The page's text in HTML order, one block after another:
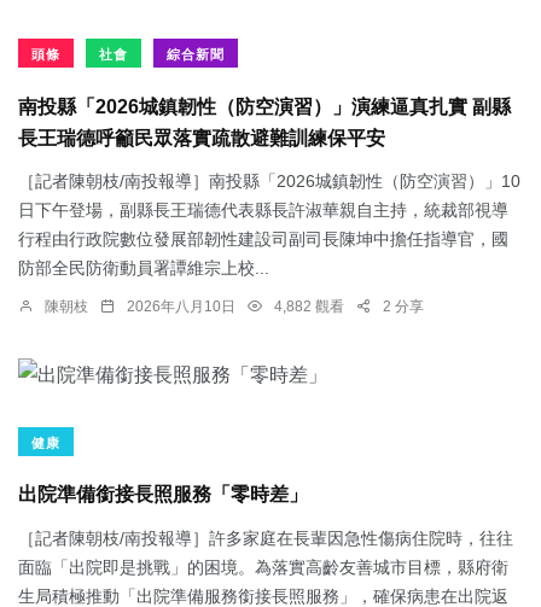
頭條 社會 綜合新聞
南投縣「2026城鎮韌性（防空演習）」演練逼真扎實 副縣
長王瑞德呼籲民眾落實疏散避難訓練保平安
［記者陳朝枝/南投報導］南投縣「2026城鎮韌性（防空演習）」10
日下午登場，副縣長王瑞德代表縣長許淑華親自主持，統裁部視導
行程由行政院數位發展部韌性建設司副司長陳坤中擔任指導官，國
防部全民防衛動員署譚維宗上校...
陳朝枝 2026年八月10日 4,882 觀看 2 分享
健康
出院準備銜接長照服務「零時差」
［記者陳朝枝/南投報導］許多家庭在長輩因急性傷病住院時，往往
面臨「出院即是挑戰」的困境。為落實高齡友善城市目標，縣府衛
生局積極推動「出院準備服務銜接長照服務」，確保病患在出院返